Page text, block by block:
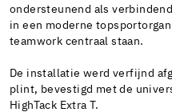
ondersteunend als
in een moderne
teamwork centraal staan.
De installatie werd verfijnd
plint, bevestigd met de
HighTack Extra T.